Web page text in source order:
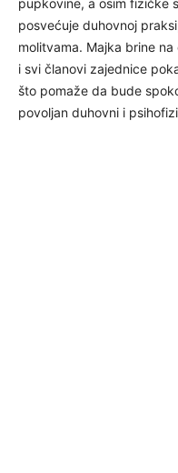
pupkovine, a osim fizičke
posvećuje duhovnoj
molitvama. Majka brine
i svi članovi zajednice
što pomaže da bude
povoljan duhovni i